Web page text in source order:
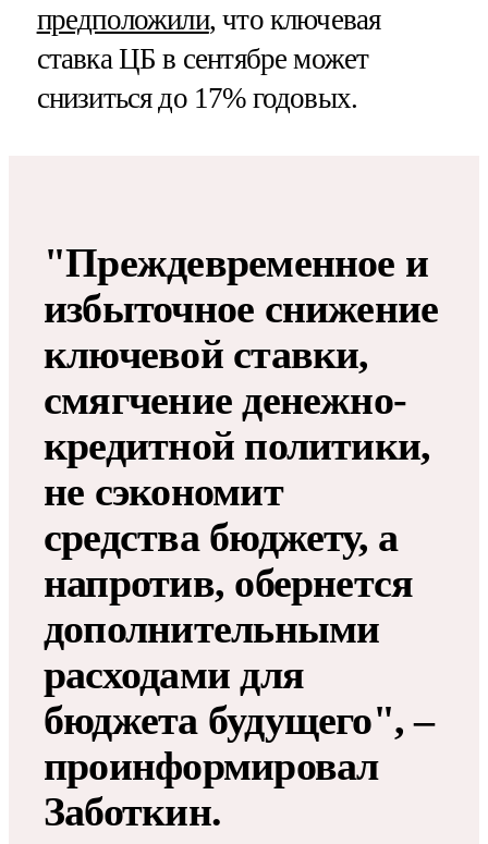
предположили, что ключевая
ставка ЦБ в сентябре может
снизиться до 17% годовых.
"Преждевременное и
избыточное снижение
ключевой ставки,
смягчение денежно-
кредитной политики,
не сэкономит
средства бюджету, а
напротив, обернется
дополнительными
расходами для
бюджета будущего", –
проинформировал
Заботкин.